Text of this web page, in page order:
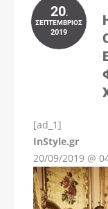
20.
ΣΕΠΤΈΜΒΡΙΟΣ
2019
[ad_1]
InStyle.gr
20/09/2019 @